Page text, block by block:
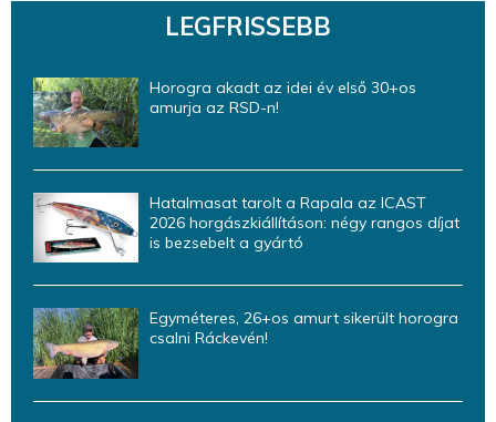
LEGFRISSEBB
Horogra akadt az idei év első 30+os
amurja az RSD-n!
Hatalmasat tarolt a Rapala az ICAST
2026 horgászkiállításon: négy rangos díjat
is bezsebelt a gyártó
Egyméteres, 26+os amurt sikerült horogra
csalni Ráckevén!